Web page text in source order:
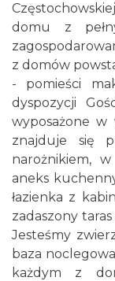
domu z
z domów
- pomieści
dyspozycji
wyposażone w
znajduje się
narożnikiem,
aneks
łazienka z
zadaszony
Jesteśmy
baza
każdym z